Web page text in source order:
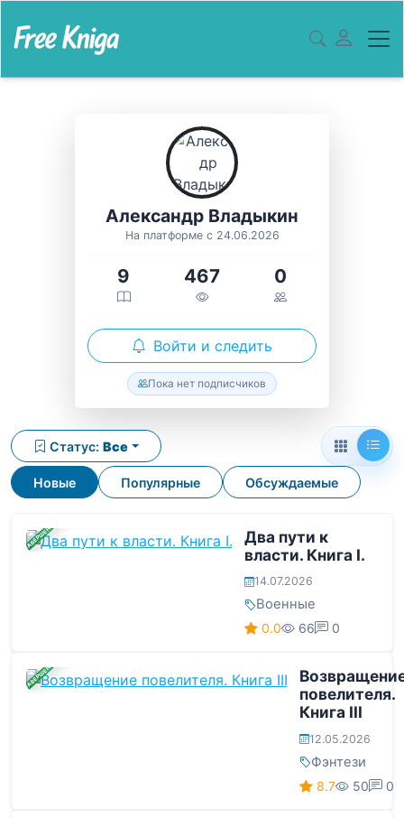
Александр Владыкин
На платформе с 24.06.2026
9 467 0
Войти и следить
Пока нет подписчиков
Новые Популярные Обсуждаемые
Статус: Все
ЗАВЕРШЕНА
Два пути к
власти. Книга I.
14.07.2026
Военные
0.0 66 0
ЗАВЕРШЕНА
повелителя.
Книга III
12.05.2026
Фэнтези
8.7 50 0